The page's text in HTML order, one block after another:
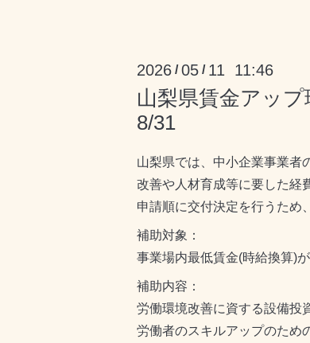
2026 /05 / 11 11:46
山梨県賃金アッ
8/31
山梨県では、中小企業事業者
改善や人材育成等に要した経
申請順に交付決定を行うため
補助対象：
事業場内最低賃金(時給換算)
補助内容：
労働環境改善に資する設備投
労働者のスキルアップのため